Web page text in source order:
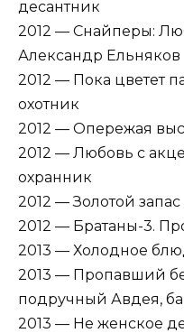
десантник
2012 — Снайперы:
Александр Ельняков
2012 — Пока цветет
охотник
2012 — Опережая
2012 — Любовь с
охранник
2012 — Золотой
2012 — Братаны-3.
2013 — Холодное
2013 — Пропавший
подручный Авдея,
2013 — Не женское